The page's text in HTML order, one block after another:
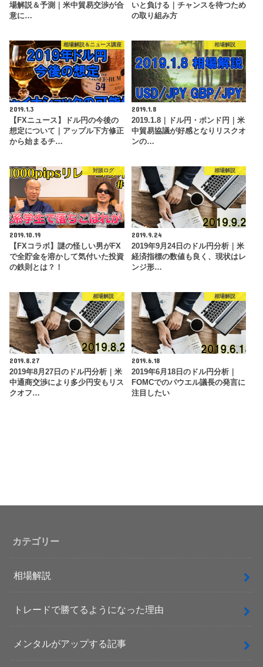
場解説＆予測｜米中貿易交渉が合
意に…
いと負ける｜チャンスを待つため
の取り組み方
相場解説＆ニュース講座
2019.1.3
【FXニュース】ドル円の今後の
想定について｜アップル下方修正
から始まるチ…
相場解説
2019.1.8
2019.1.8｜ドル円・ポンド円｜米
中貿易協議が好感となりリスクオ
ンの…
対談ログ
2019.10.19
【FXコラボ】謎の怪しい男がFX
で全貯金を溶かして気付いた投資
の鉄則とは？！
相場解説
2019.9.24
2019年9月24日のドル円分析｜米
経済指標の数値も良く、現状はレ
ンジ形…
相場解説
2019.8.27
2019年8月27日のドル円分析｜米
中通商交渉により多少円安もリス
クオフ…
相場解説
2019.6.18
2019年6月18日のドル円分析｜
FOMCでのパウエル議長の発言に
注目したい
カテゴリー
相場解説
トレードで勝てるようになった理由
メンタルがアップする記事